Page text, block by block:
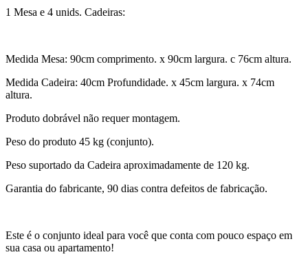
1 Mesa e 4 unids. Cadeiras:
Medida Mesa: 90cm comprimento. x 90cm largura. c 76cm altura.
Medida Cadeira: 40cm Profundidade. x 45cm largura. x 74cm
altura.
Produto dobrável não requer montagem.
Peso do produto 45 kg (conjunto).
Peso suportado da Cadeira aproximadamente de 120 kg.
Garantia do fabricante, 90 dias contra defeitos de fabricação.
Este é o conjunto ideal para você que conta com pouco espaço em
sua casa ou apartamento!